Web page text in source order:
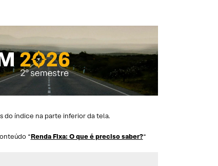
do índice na parte inferior da tela.
“Renda Fixa: O que é preciso saber?“